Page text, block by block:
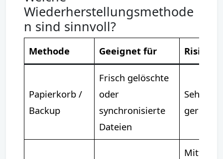
Wiederherstellungsmethode
n sind sinnvoll?
Methode Geeignet für Risiko
Papierkorb /
Backup
Frisch gelöschte
oder
synchronisierte
Dateien
Sehr
gering
Mittel,